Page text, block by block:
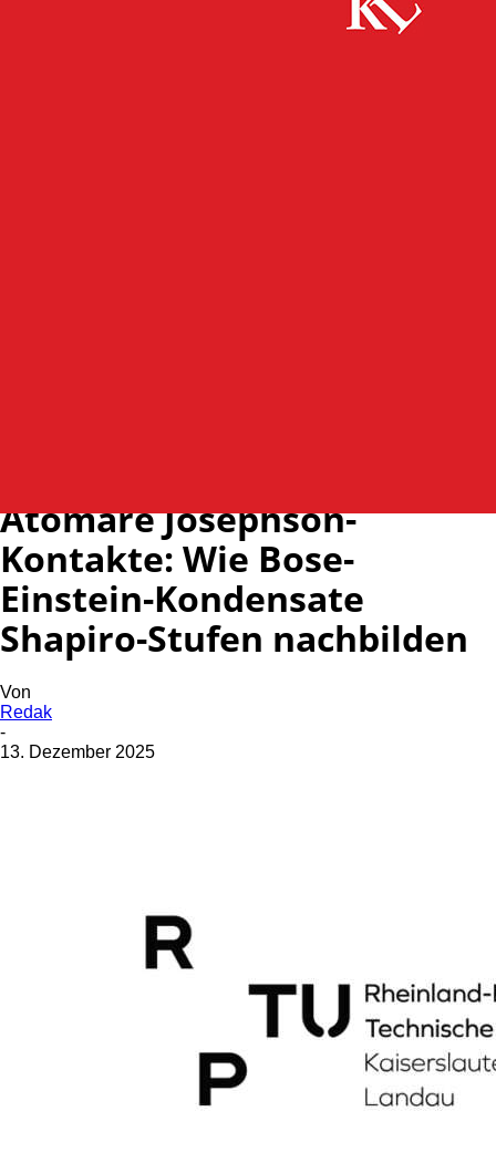
Atomare Josephson-
Kontakte: Wie Bose-
Einstein-Kondensate
Shapiro-Stufen nachbilden
Von
Redak
-
13. Dezember 2025